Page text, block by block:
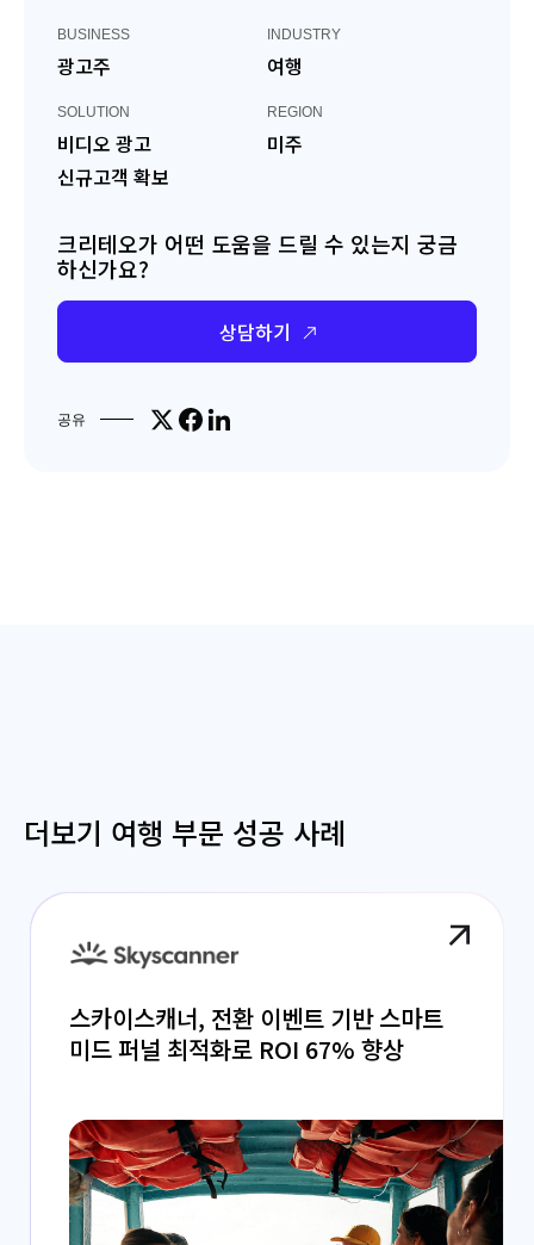
BUSINESS
광고주
INDUSTRY
여행
SOLUTION
비디오 광고
신규고객 확보
REGION
미주
크리테오가 어떤 도움을 드릴 수 있는지 궁금
하신가요?
상담하기
공유 Share on X
Share on Facebook
Share on LinkedIn
더보기 여행 부문 성공 사례
스카이스캐너, 전환 이벤트 기반 스마트
미드 퍼널 최적화로 ROI 67% 향상